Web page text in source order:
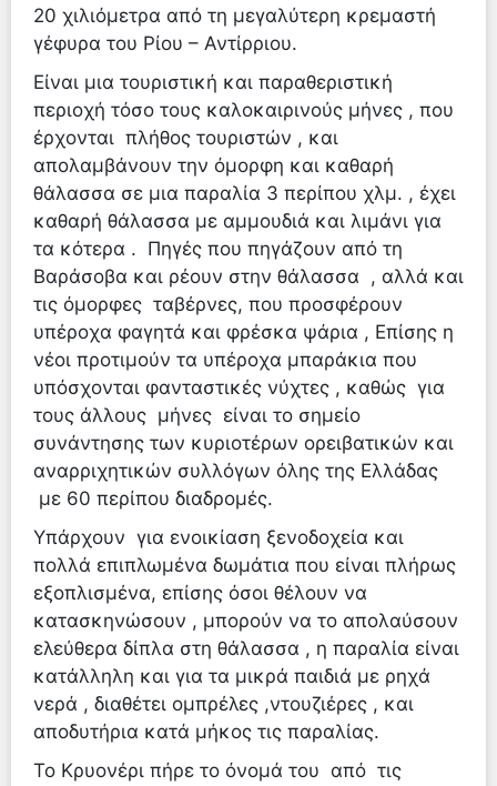
20 χιλιόμετρα από τη μεγαλύτερη κρεμαστή
γέφυρα του Ρίου – Αντίρριου.
Είναι μια τουριστική και παραθεριστική
περιοχή τόσο τους καλοκαιρινούς μήνες , που
έρχονται πλήθος τουριστών , και
απολαμβάνουν την όμορφη και καθαρή
θάλασσα σε μια παραλία 3 περίπου χλμ. , έχει
καθαρή θάλασσα με αμμουδιά και λιμάνι για
τα κότερα . Πηγές που πηγάζουν από τη
Βαράσοβα και ρέουν στην θάλασσα , αλλά και
τις όμορφες ταβέρνες, που προσφέρουν
υπέροχα φαγητά και φρέσκα ψάρια , Επίσης η
νέοι προτιμούν τα υπέροχα μπαράκια που
υπόσχονται φανταστικές νύχτες , καθώς για
τους άλλους μήνες είναι το σημείο
συνάντησης των κυριοτέρων ορειβατικών και
αναρριχητικών συλλόγων όλης της Ελλάδας
με 60 περίπου διαδρομές.
Υπάρχουν για ενοικίαση ξενοδοχεία και
πολλά επιπλωμένα δωμάτια που είναι πλήρως
εξοπλισμένα, επίσης όσοι θέλουν να
κατασκηνώσουν , μπορούν να το απολαύσουν
ελεύθερα δίπλα στη θάλασσα , η παραλία είναι
κατάλληλη και για τα μικρά παιδιά με ρηχά
νερά , διαθέτει ομπρέλες ,ντουζιέρες , και
αποδυτήρια κατά μήκος τις παραλίας.
Το Κρυονέρι πήρε το όνομά του από τις